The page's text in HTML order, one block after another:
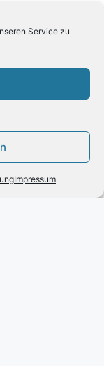
Service zu
Impressum